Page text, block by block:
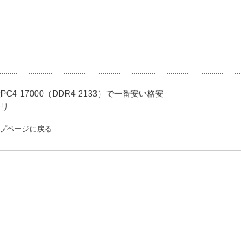
17000（DDR4-2133）で一番安い格安
プページに戻る